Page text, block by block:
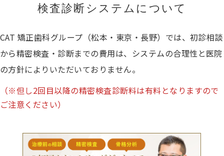
検査診断システムについて
CAT 矯正歯科グループ（松本・東京・長野）では、初診相談
から精密検査・診断までの費用は、システムの合理性と医院
の方針によりいただいておりません。
（※但し2回目以降の精密検査診断料は有料となりますので
ご注意ください）